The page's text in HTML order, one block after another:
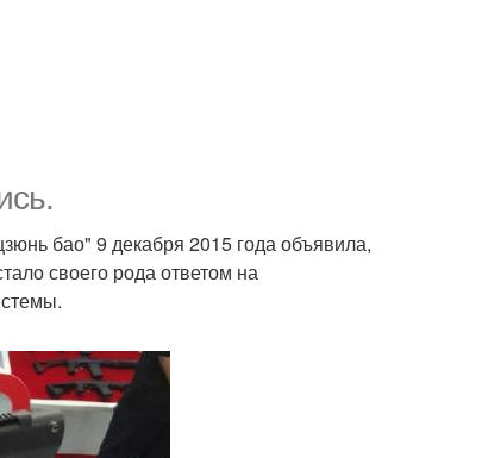
бао" 9 декабря 2015 года объявила,
своего рода ответом на